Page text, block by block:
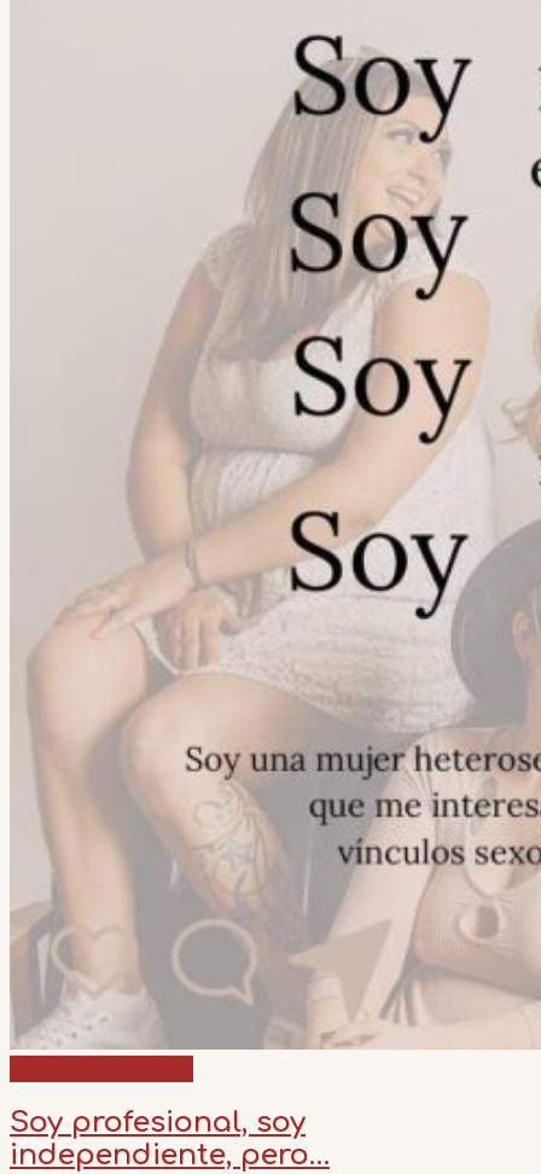
Soy profesional, soy
independiente, pero…